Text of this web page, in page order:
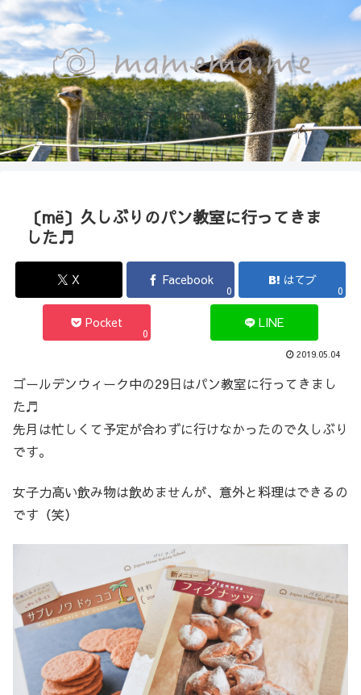
函館のカメラマン『Photo箱』naoのブログ
〔më〕久しぶりのパン教室に行ってきま
した♬
X Facebook
0
はてブ
0
Pocket
0
LINE
2019.05.04
ゴールデンウィーク中の29日はパン教室に行ってきまし
た♬
先月は忙しくて予定が合わずに行けなかったので久しぶり
です。
女子力高い飲み物は飲めませんが、意外と料理はできるの
です（笑）